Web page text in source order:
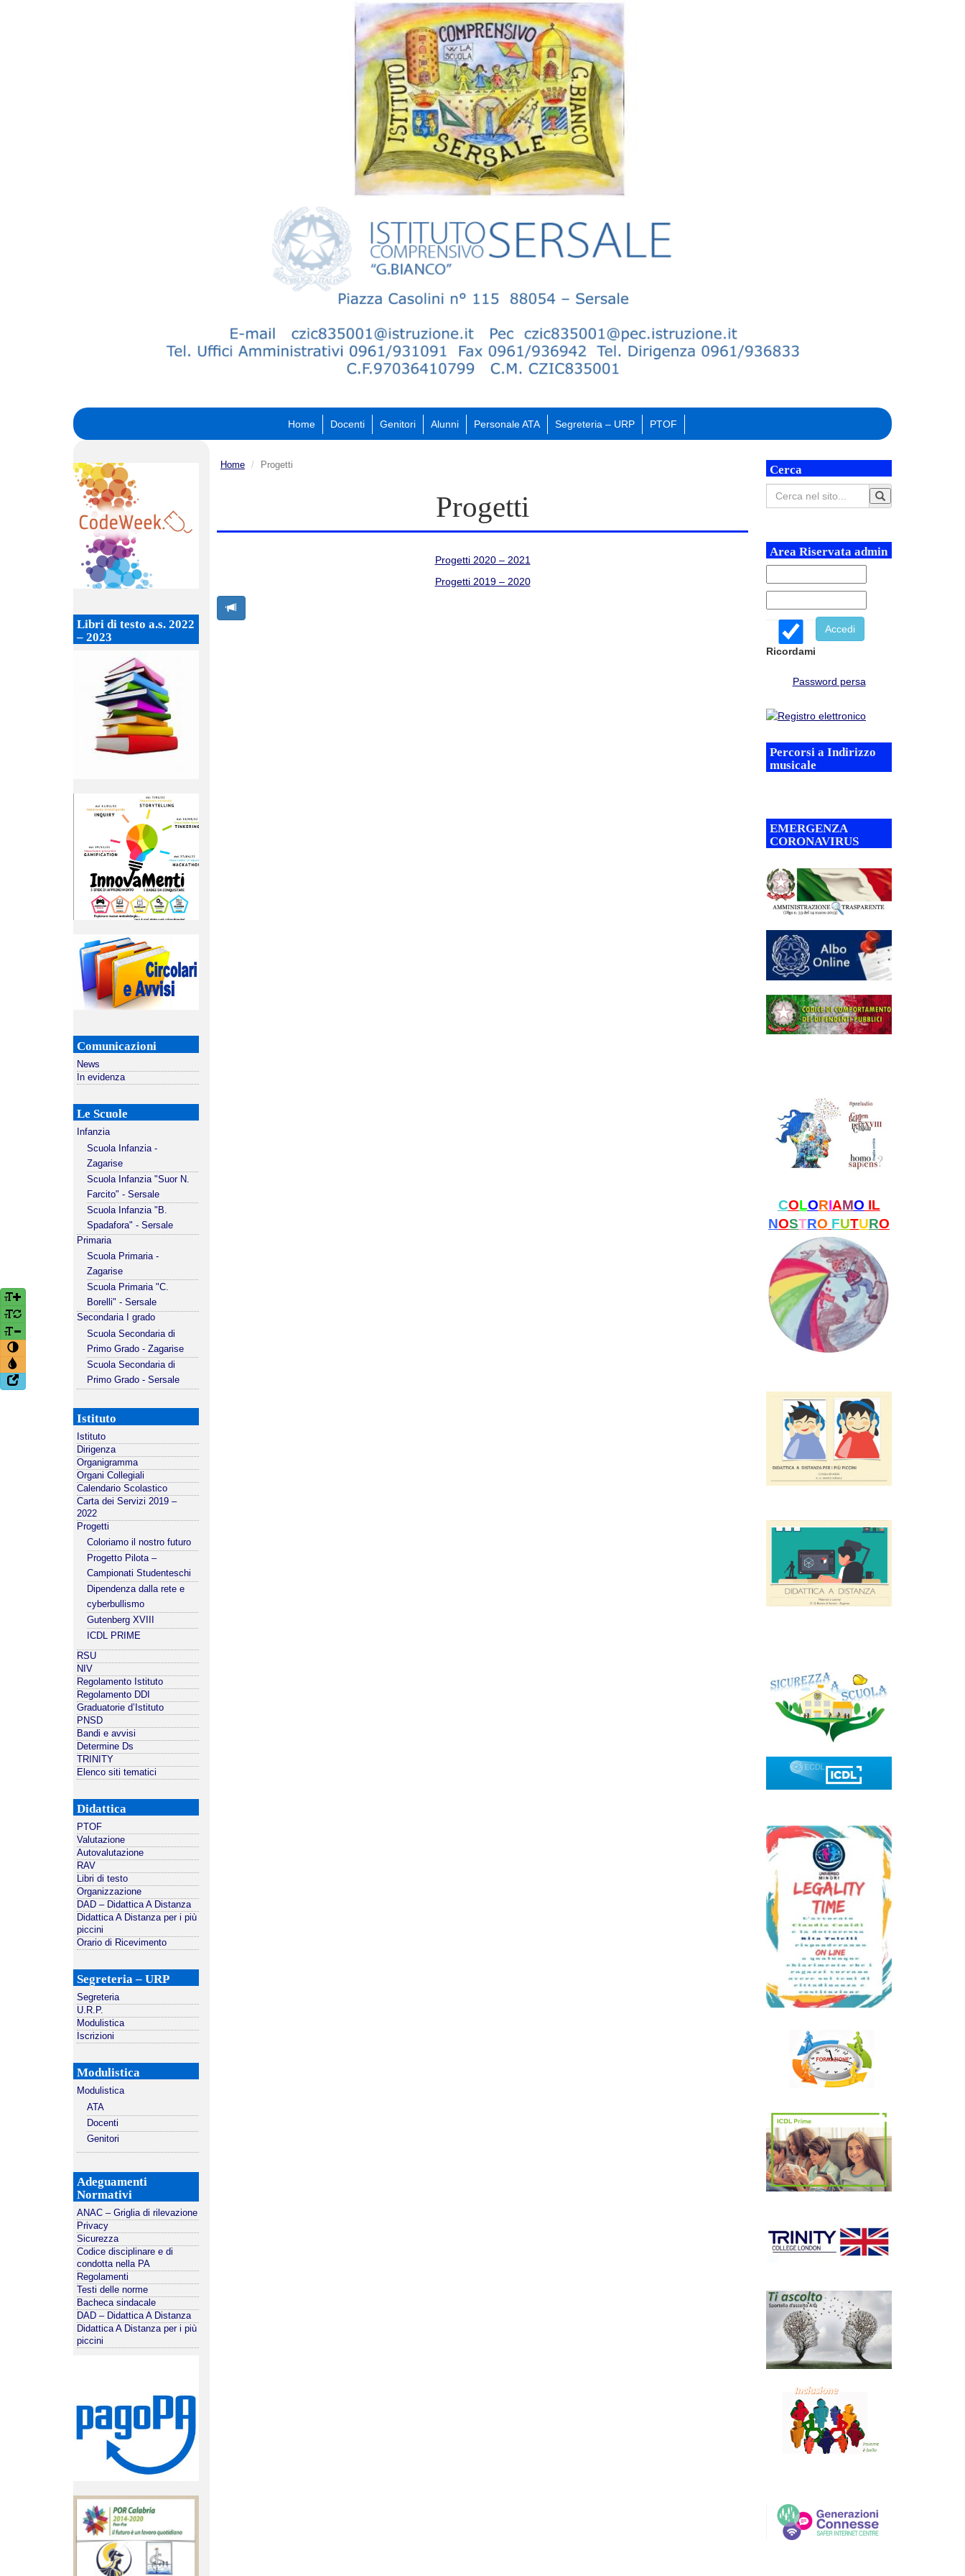
Home Docenti Genitori Alunni Personale ATA Segreteria – URP PTOF
Libri di testo a.s. 2022
– 2023
Comunicazioni
News
In evidenza
Le Scuole
Infanzia
Scuola Infanzia -
Zagarise
Scuola Infanzia "Suor N.
Farcito" - Sersale
Scuola Infanzia "B.
Spadafora" - Sersale
Primaria
Scuola Primaria -
Zagarise
Scuola Primaria "C.
Borelli" - Sersale
Secondaria I grado
Scuola Secondaria di
Primo Grado - Zagarise
Scuola Secondaria di
Primo Grado - Sersale
Istituto
Istituto
Dirigenza
Organigramma
Organi Collegiali
Calendario Scolastico
Carta dei Servizi 2019 –
2022
Progetti
Coloriamo il nostro futuro
Progetto Pilota –
Campionati Studenteschi
Dipendenza dalla rete e
cyberbullismo
Gutenberg XVIII
ICDL PRIME
RSU
NIV
Regolamento Istituto
Regolamento DDI
Graduatorie d’Istituto
PNSD
Bandi e avvisi
Determine Ds
TRINITY
Elenco siti tematici
Didattica
PTOF
Valutazione
Autovalutazione
RAV
Libri di testo
Organizzazione
DAD – Didattica A Distanza
Didattica A Distanza per i più
piccini
Orario di Ricevimento
Segreteria – URP
Segreteria
U.R.P.
Modulistica
Iscrizioni
Modulistica
Modulistica
ATA
Docenti
Genitori
Adeguamenti
Normativi
ANAC – Griglia di rilevazione
Privacy
Sicurezza
Codice disciplinare e di
condotta nella PA
Regolamenti
Testi delle norme
Bacheca sindacale
DAD – Didattica A Distanza
Didattica A Distanza per i più
piccini
Home Progetti
Progetti
Progetti 2020 – 2021
Progetti 2019 – 2020
Cerca
Area Riservata admin
Ricordami
Password persa
Percorsi a Indirizzo
musicale
EMERGENZA
CORONAVIRUS
COLORIAMO IL
NOSTRO FUTURO